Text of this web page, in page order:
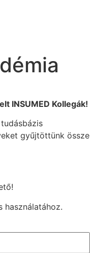
INSUMED Kollegák!
gyűjtöttünk össze
használatához.